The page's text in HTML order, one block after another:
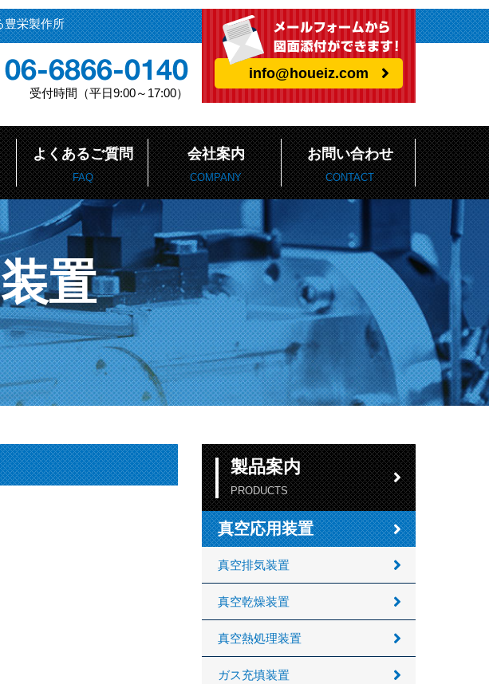
豊栄製作所
受付時間（平日9:00～17:00）
info@houeiz.com
よくあるご質問
FAQ
会社案内
COMPANY
お問い合わせ
CONTACT
置
製品案内
PRODUCTS
真空応用装置
真空排気装置
真空乾燥装置
真空熱処理装置
ガス充填装置